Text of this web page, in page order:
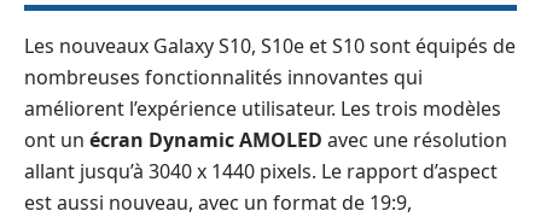
Les nouveaux Galaxy S10, S10e et S10 sont équipés de
nombreuses fonctionnalités innovantes qui
améliorent l’expérience utilisateur. Les trois modèles
ont un écran Dynamic AMOLED avec une résolution
allant jusqu’à 3040 x 1440 pixels. Le rapport d’aspect
est aussi nouveau, avec un format de 19:9,